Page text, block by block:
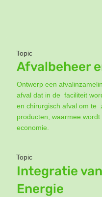
Topic
Afvalbeheer
Ontwerp een
afval dat in de faciliteit
en chirurgisch afval om te
producten, waarmee
economie.
Topic
Integratie
Energie